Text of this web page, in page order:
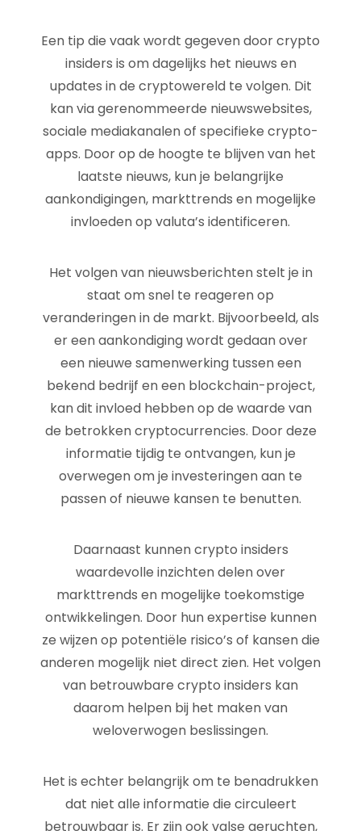
Een tip die vaak wordt gegeven door crypto
insiders is om dagelijks het nieuws en
updates in de cryptowereld te volgen. Dit
kan via gerenommeerde nieuwswebsites,
sociale mediakanalen of specifieke crypto-
apps. Door op de hoogte te blijven van het
laatste nieuws, kun je belangrijke
aankondigingen, markttrends en mogelijke
invloeden op valuta’s identificeren.
Het volgen van nieuwsberichten stelt je in
staat om snel te reageren op
veranderingen in de markt. Bijvoorbeeld, als
er een aankondiging wordt gedaan over
een nieuwe samenwerking tussen een
bekend bedrijf en een blockchain-project,
kan dit invloed hebben op de waarde van
de betrokken cryptocurrencies. Door deze
informatie tijdig te ontvangen, kun je
overwegen om je investeringen aan te
passen of nieuwe kansen te benutten.
Daarnaast kunnen crypto insiders
waardevolle inzichten delen over
markttrends en mogelijke toekomstige
ontwikkelingen. Door hun expertise kunnen
ze wijzen op potentiële risico’s of kansen die
anderen mogelijk niet direct zien. Het volgen
van betrouwbare crypto insiders kan
daarom helpen bij het maken van
weloverwogen beslissingen.
Het is echter belangrijk om te benadrukken
dat niet alle informatie die circuleert
betrouwbaar is. Er zijn ook valse geruchten,